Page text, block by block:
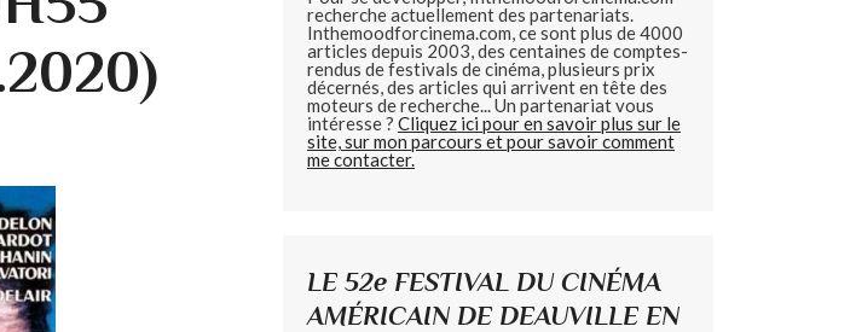
recherche actuellement des partenariats.
Inthemoodforcinema.com, ce sont plus de 4000
articles depuis 2003, des centaines de comptes-
rendus de festivals de cinéma, plusieurs prix
décernés, des articles qui arrivent en tête des
moteurs de recherche... Un partenariat vous
intéresse ? Cliquez ici pour en savoir plus sur le
site, sur mon parcours et pour savoir comment
me contacter.
LE 52e FESTIVAL DU CINÉMA
AMÉRICAIN DE DEAUVILLE EN